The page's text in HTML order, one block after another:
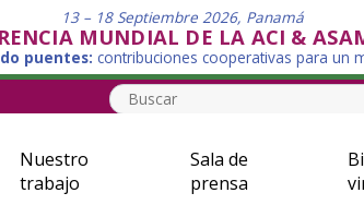
13 – 18 Septiembre 2026, Panamá
MUNDIAL DE LA ACI &
puentes: contribuciones cooperativas para un
Nuestro
trabajo
Sala de
prensa